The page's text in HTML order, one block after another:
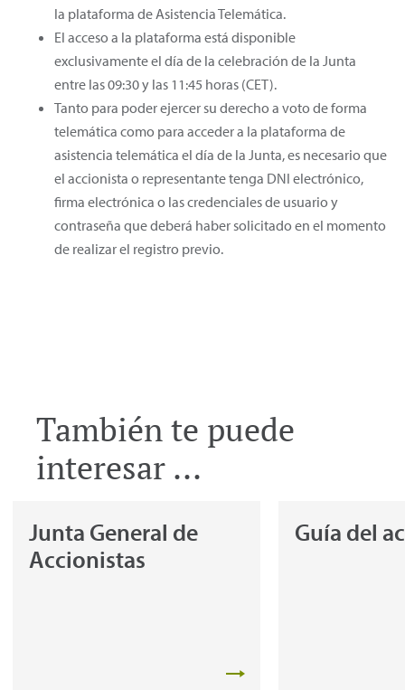
la plataforma de Asistencia Telemática.
El acceso a la plataforma está disponible
exclusivamente el día de la celebración de la Junta
entre las 09:30 y las 11:45 horas (CET).
Tanto para poder ejercer su derecho a voto de forma
telemática como para acceder a la plataforma de
asistencia telemática el día de la Junta, es necesario que
el accionista o representante tenga DNI electrónico,
firma electrónica o las credenciales de usuario y
contraseña que deberá haber solicitado en el momento
de realizar el registro previo.
También te puede
interesar ...
Junta General de
Accionistas
Guía del